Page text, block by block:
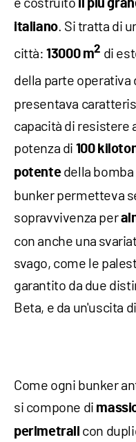
il più
italiano. Si tratta di
città:13000 m2 di
della parte operativa
presentava
capacità di resistere
potenza di 100
potentedella bomba
bunker permetteva
sopravvivenza per
con anche una
svago, come le
garantito da due
Beta, e da un'uscita
Come ogni bunker
si compone di
perimetrali con